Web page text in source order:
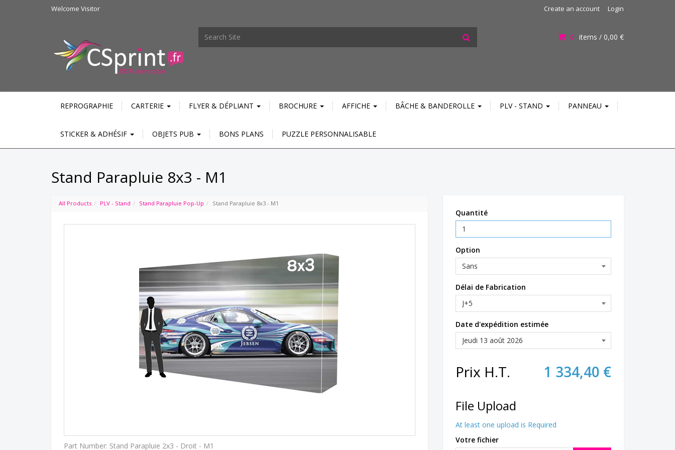
Welcome Visitor Create an account Login
0 items / 0,00 €
REPROGRAPHIE CARTERIE FLYER & DÉPLIANT BROCHURE AFFICHE BÂCHE & BANDEROLLE PLV - STAND PANNEAU
STICKER & ADHÉSIF OBJETS PUB BONS PLANS PUZZLE PERSONNALISABLE
Stand Parapluie 8x3 - M1
Quantité
Option
Délai de Fabrication
Date d'expédition estimée
Prix H.T. 1 334,40 €
File Upload
At least one upload is Required
Votre fichier
All Products PLV - Stand Stand Parapluie Pop-Up Stand Parapluie 8x3 - M1
Part Number: Stand Parapluie 2x3 - Droit - M1